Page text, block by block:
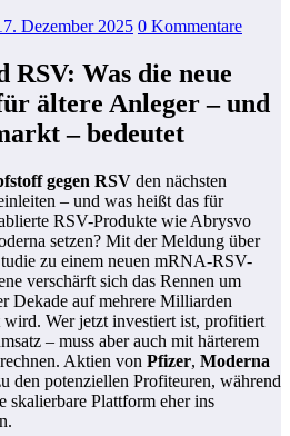
Dezember 2025 0 Kommentare
RSV: Was die neue
ältere Anleger – und
– bedeutet
gegen RSV den nächsten
– und was heißt das für
RSV-Produkte wie Abrysvo
setzen? Mit der Meldung über
zu einem neuen mRNA-RSV-
verschärft sich das Rennen um
Dekade auf mehrere Milliarden
Wer jetzt investiert ist, profitiert
– muss aber auch mit härterem
Aktien von Pfizer, Moderna
den potenziellen Profiteuren, während
skalierbare Plattform eher ins